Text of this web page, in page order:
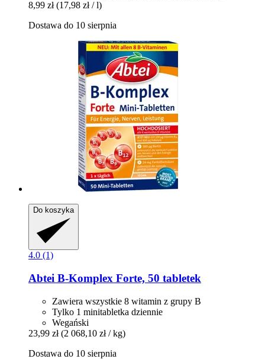
8,99 zł (17,98 zł / l)
Dostawa do 10 sierpnia
Do koszyka
4.0 (1)
Abtei B-​Komplex Forte, 50 tabletek
Zawiera wszystkie 8 witamin z grupy B
Tylko 1 minitabletka dziennie
Wegański
23,99 zł (2 068,10 zł / kg)
Dostawa do 10 sierpnia